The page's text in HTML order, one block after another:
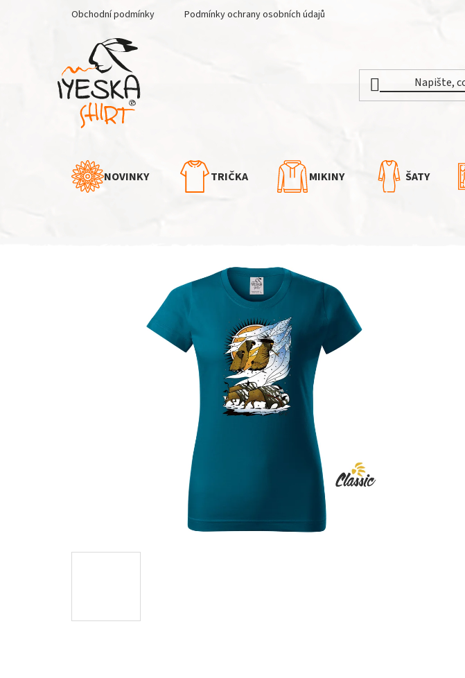
Obchodní podmínky Podmínky ochrany osobních údajů
NOVINKY TRIČKA MIKINY ŠATY